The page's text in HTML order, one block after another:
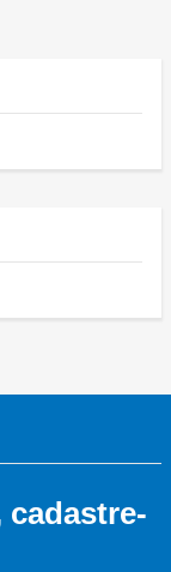
cadastre-